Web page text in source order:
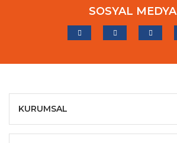
SOSYAL MEDYA
KURUMSAL